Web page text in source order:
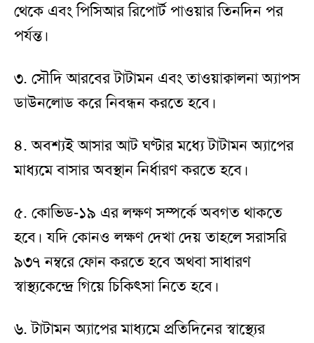
থেকে এবং পিসিআর রিপোর্ট পাওয়ার তিনদিন পর
পর্যন্ত।
৩. সৌদি আরবের টাটামন এবং তাওয়াক্বালনা অ্যাপস
ডাউনলোড করে নিবন্ধন করতে হবে।
৪. অবশ্যই আসার আট ঘণ্টার মধ্যে টাটামন অ্যাপের
মাধ্যমে বাসার অবস্থান নির্ধারণ করতে হবে।
৫. কোভিড-১৯ এর লক্ষণ সম্পর্কে অবগত থাকতে
হবে। যদি কোনও লক্ষণ দেখা দেয় তাহলে সরাসরি
৯৩৭ নম্বরে ফোন করতে হবে অথবা সাধারণ
স্বাস্থ্যকেন্দ্রে গিয়ে চিকিৎসা নিতে হবে।
৬. টাটামন অ্যাপের মাধ্যমে প্রতিদিনের স্বাস্থ্যের